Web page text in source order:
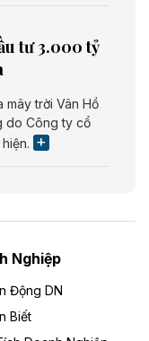
tư 3.000 tỷ
mây trời Vân Hồ
do Công ty cổ
Bắc Giang do
Bắc Giang làm
Nghiệp
Động DN
Biết